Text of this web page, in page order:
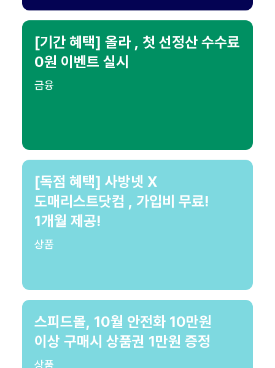
[기간 혜택] 올라 , 첫 선정산 수수료
0원 이벤트 실시
금융
[독점 혜택] 사방넷 X
도매리스트닷컴 , 가입비 무료!
1개월 제공!
상품
스피드몰, 10월 안전화 10만원
이상 구매시 상품권 1만원 증정
상품